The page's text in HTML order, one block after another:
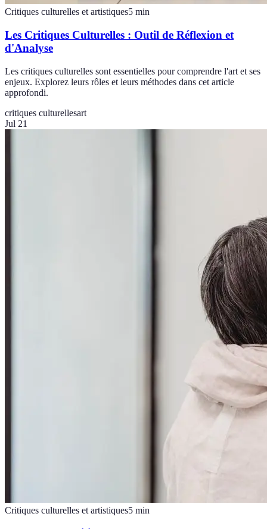
Critiques culturelles et artistiques5 min
Les Critiques Culturelles : Outil de Réflexion et
d'Analyse
Les critiques culturelles sont essentielles pour comprendre l'art et ses
enjeux. Explorez leurs rôles et leurs méthodes dans cet article
approfondi.
critiques culturellesart
Jul 21
Critiques culturelles et artistiques5 min